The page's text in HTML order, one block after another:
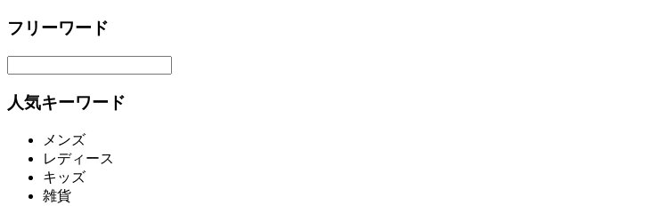
フリーワード
人気キーワード
メンズ
レディース
キッズ
雑貨